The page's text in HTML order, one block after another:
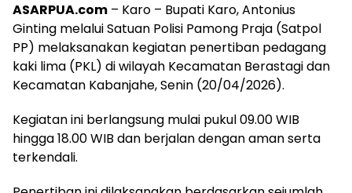
ASARPUA.com – Karo – Bupati Karo, Antonius
Ginting melalui Satuan Polisi Pamong Praja (Satpol
PP) melaksanakan kegiatan penertiban pedagang
kaki lima (PKL) di wilayah Kecamatan Berastagi dan
Kecamatan Kabanjahe, Senin (20/04/2026).
Kegiatan ini berlangsung mulai pukul 09.00 WIB
hingga 18.00 WIB dan berjalan dengan aman serta
terkendali.